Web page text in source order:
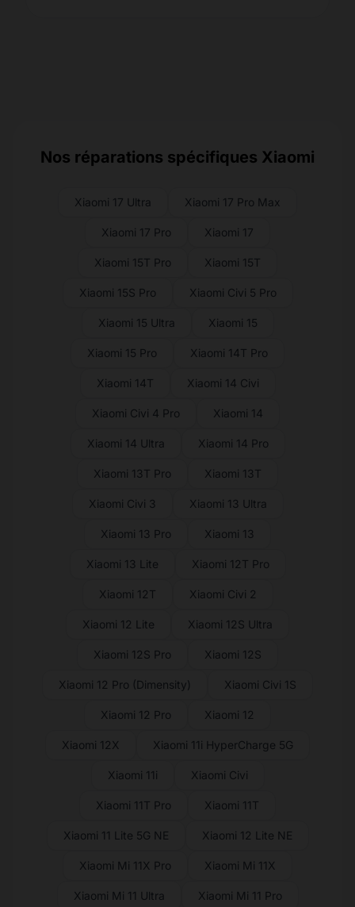
Nos réparations spécifiques Xiaomi
Xiaomi 17 Ultra Xiaomi 17 Pro Max
Xiaomi 17 Pro Xiaomi 17
Xiaomi 15T Pro Xiaomi 15T
Xiaomi 15S Pro Xiaomi Civi 5 Pro
Xiaomi 15 Ultra Xiaomi 15
Xiaomi 15 Pro Xiaomi 14T Pro
Xiaomi 14T Xiaomi 14 Civi
Xiaomi Civi 4 Pro Xiaomi 14
Xiaomi 14 Ultra Xiaomi 14 Pro
Xiaomi 13T Pro Xiaomi 13T
Xiaomi Civi 3 Xiaomi 13 Ultra
Xiaomi 13 Pro Xiaomi 13
Xiaomi 13 Lite Xiaomi 12T Pro
Xiaomi 12T Xiaomi Civi 2
Xiaomi 12 Lite Xiaomi 12S Ultra
Xiaomi 12S Pro Xiaomi 12S
Xiaomi 12 Pro (Dimensity) Xiaomi Civi 1S
Xiaomi 12 Pro Xiaomi 12
Xiaomi 12X Xiaomi 11i HyperCharge 5G
Xiaomi 11i Xiaomi Civi
Xiaomi 11T Pro Xiaomi 11T
Xiaomi 11 Lite 5G NE Xiaomi 12 Lite NE
Xiaomi Mi 11X Pro Xiaomi Mi 11X
Xiaomi Mi 11 Ultra Xiaomi Mi 11 Pro